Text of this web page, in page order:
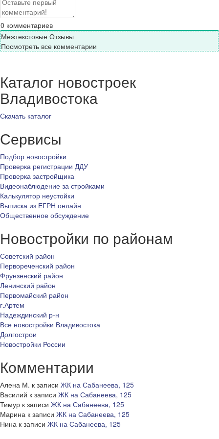
0 комментариев
Межтекстовые Отзывы
Посмотреть все комментарии
Каталог новостроек
Владивостока
Скачать каталог
Сервисы
Подбор новостройки
Проверка регистрации ДДУ
Проверка застройщика
Видеонаблюдение за стройками
Калькулятор неустойки
Выписка из ЕГРН онлайн
Общественное обсуждение
Новостройки по районам
Советский район
Первореченский район
Фрунзенский район
Ленинский район
Первомайский район
г.Артем
Надеждинский р-н
Все новостройки Владивостока
Долгострои
Новостройки России
Комментарии
Алена М. к записи ЖК на Сабанеева, 125
Василий к записи ЖК на Сабанеева, 125
Тимур к записи ЖК на Сабанеева, 125
Марина к записи ЖК на Сабанеева, 125
Нина к записи ЖК на Сабанеева, 125